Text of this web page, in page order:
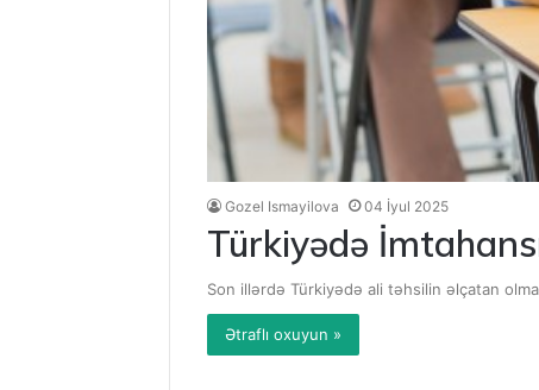
Gozel Ismayilova 04 İyul 2025
Türkiyədə
Son illərdə Türkiyədə ali təhsilin əlçatan
Ətraflı oxuyun »